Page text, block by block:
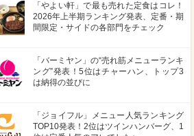
「やよい軒」で最も売れた定食はコレ！
2026年上半期ランキング発表、定番・期
間限定・サイドの各部門をチェック
「バーミヤン」の“売れ筋メニューランキ
ング”発表！5位はチャーハン、トップ3
は納得の並びに
「ジョイフル」メニュー人気ランキング
TOP10発表！2位はツインハンバーグ、1